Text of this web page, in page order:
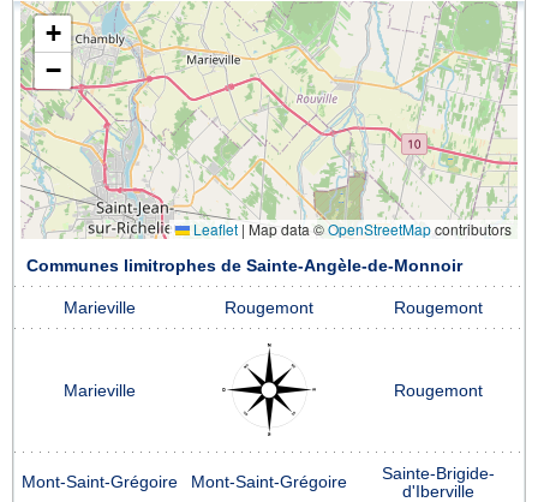
+
−
Leaflet | Map data ©OpenStreetMapcontributors
Communes limitrophes de Sainte-Angèle-de-Monnoir
Marieville Rougemont Rougemont
Marieville Rougemont
Mont-Saint-Grégoire Mont-Saint-Grégoire
Sainte-Brigide-
d'Iberville